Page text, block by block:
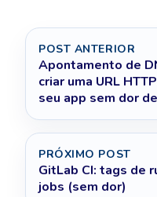
POST ANTERIOR
Apontamento de
criar uma URL
seu app sem dor
PRÓXIMO POST
GitLab CI: tags de
jobs (sem dor)